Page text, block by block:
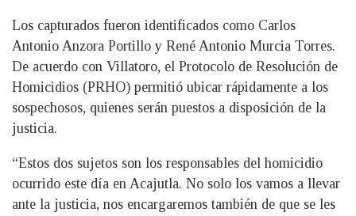
Los capturados fueron identificados como Carlos
Antonio Anzora Portillo y René Antonio Murcia Torres.
De acuerdo con Villatoro, el Protocolo de Resolución de
Homicidios (PRHO) permitió ubicar rápidamente a los
sospechosos, quienes serán puestos a disposición de la
justicia.
“Estos dos sujetos son los responsables del homicidio
ocurrido este día en Acajutla. No solo los vamos a llevar
ante la justicia, nos encargaremos también de que se les